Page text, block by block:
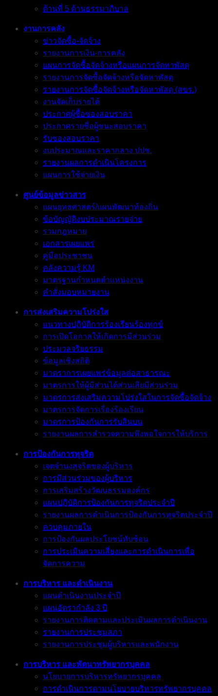
ด้านที่ 5 ด้านธรรมาภิบาล
งานการคลัง
ข่าวจัดซื้อ-จัดจ้าง
รายงานการเงิน-การคลัง
แผนการจัดซื้อจัดจ้างหรือแผนการจัดหาพัสดุ
รายงานการจัดซื้อจัดจ้างหรือจัดหาพัสดุ
รายงานการจัดซื้อจัดจ้างหรือจัดหาพัสดุ (สขร.)
งานจัดเก็บรายได้
ประกาศผู้ซื้อซองสอบราคา
ประกาศรายชื่อผู้ชนะสอบราคา
รับซองสอบราคา
งบประมาณและราคากลาง ปปช.
รายงานผลการดำเนินโครงการ
แผนการใช้จ่ายเงิน
ศูนย์ข้อมูลข่าวสาร
แผนยุทธศาสตร์/แผนพัฒนาท้องถิ่น
ข้อบัญญัติงบประมาณรายจ่าย
รวมกฎหมาย
เอกสารเผยแพร่
คู่มือประชาชน
คลังความรู้ KM
มาตรฐานกำหนดตำแหน่งงาน
คำสั่งมอบหมายงาน
การส่งเสริมความโปร่งใส
แนวทางปฏิบัติการร้องเรียนร้องทุกข์
การเปิดโอกาสให้เกิดการมีส่วนร่วม
ประมวลจริยธรรม
ข้อมูลเชิงสถิติ
มาตราการเผยแพร่ข้อมูลต่อสาธารณะ
มาตรการให้ผู้มีส่วนได้ส่วนเสียมีส่วนร่วม
มาตรการส่งเสริมความโปร่งใสในการจัดซื้อจัดจ้าง
มาตรการจัดการเรื่องร้องเรียน
มาตรการป้องกันการรับสินบน
รายงานผลการสำรวจความพึงพอใจการให้บริการ
การป้องกันการทุจริต
เจตจำนงสุจริตของผู้บริหาร
การมีส่วนร่วมของผู้บริหาร
การเสริมสร้างวัฒนธรรมองค์กร
แผนปฏิบัติการป้องกันการทุจริตประจำปี
รายงานผลการดำเนินการป้องกันการทุจริตประจำปี
ควบคุมภายใน
การป้องกันผลประโยชน์ทับซ้อน
การประเมินความเสี่ยงและการดำเนินการเพื่อ
จัดการความ
การบริหาร และดำเนินงาน
แผนดำเนินงานประจำปี
แผนอัตรากำลัง 3 ปี
รายงานการติดตามและประเมินผลการดำเนินงาน
รายงานการประชุมสภา
รายงานการประชุมผู้บริหารและพนักงาน
การบริหาร และพัตนาทรัพยากรบุคคล
นโยบายการบริหารทรัพยากรบุคคล
การดำเนินการตามนโยบายบริหารทรัพยากรบุคคล